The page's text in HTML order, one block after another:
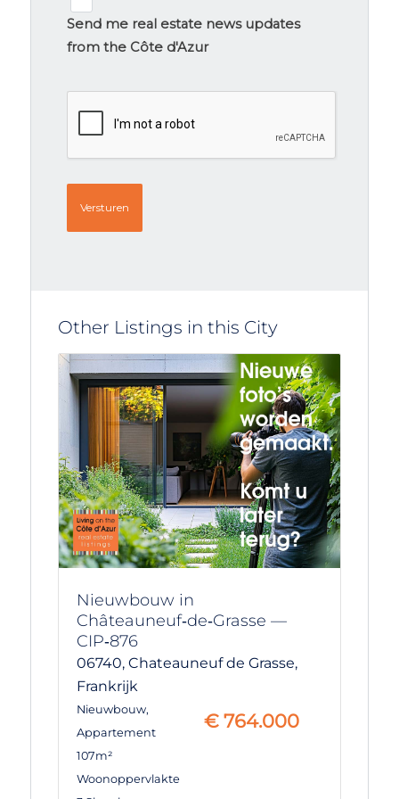
signup
Send me real estate news updates
from the Côte d'Azur
Other Listings in this City
Nieuwbouw in
Châteauneuf‑de‑Grasse —
CIP‑876
06740, Chateauneuf de Grasse,
Frankrijk
Nieuwbouw,
Appartement
107m²
Woonoppervlakte
€ 764.000